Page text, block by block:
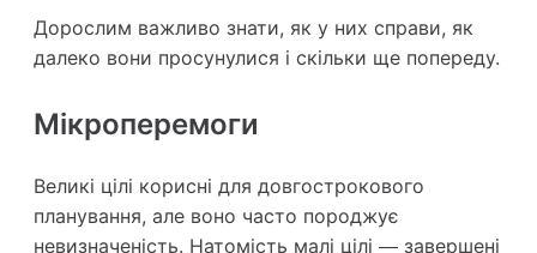
Дорослим важливо знати, як у них справи, як
далеко вони просунулися і скільки ще попереду.
Мікроперемоги
Великі цілі корисні для довгострокового
планування, але воно часто породжує
невизначеність. Натомість малі цілі — завершені